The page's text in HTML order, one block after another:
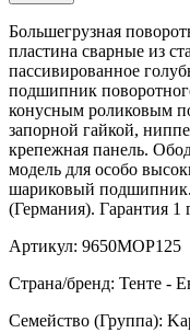
Большегрузная
пластина сварные из
пассивированное
подшипник
конусным роликовым
запорной гайкой,
крепежная панель.
модель для особо
шариковый
(Германия). Гарантия 1
Артикул: 9650MOP125
Страна/бренд: Тенте -
Семейство (Группа):